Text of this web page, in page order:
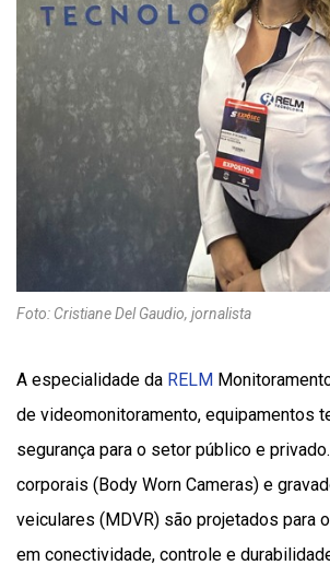
Foto: Cristiane Del Gaudio, jornalista
A especialidade da RELM
de videomonitoramento, equipamentos
segurança para o setor público e
corporais (Body Worn Cameras) e
veiculares (MDVR) são projetados para
em conectividade, controle e